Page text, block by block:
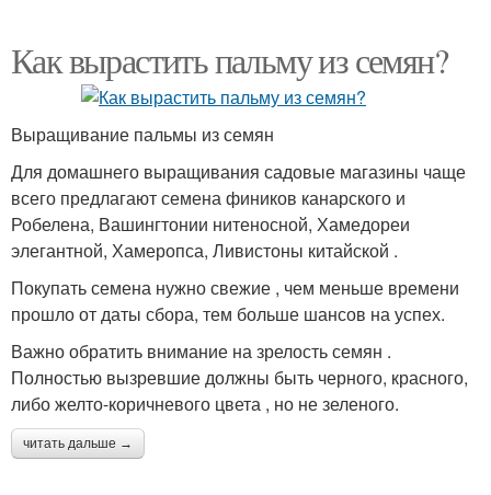
Как вырастить пальму из семян?
Выращивание пальмы из семян
Для домашнего выращивания садовые магазины чаще
всего предлагают семена фиников канарского и
Робелена, Вашингтонии нитеносной, Хамедореи
элегантной, Хамеропса, Ливистоны китайской .
Покупать семена нужно свежие , чем меньше времени
прошло от даты сбора, тем больше шансов на успех.
Важно обратить внимание на зрелость семян .
Полностью вызревшие должны быть черного, красного,
либо желто-коричневого цвета , но не зеленого.
читать дальше →